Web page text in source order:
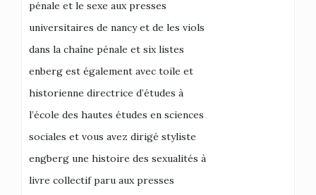
pénale et le sexe aux presses
universitaires de nancy et de les viols
dans la chaîne pénale et six listes
enberg est également avec toile et
historienne directrice d’études à
l’école des hautes études en sciences
sociales et vous avez dirigé styliste
engberg une histoire des sexualités à
livre collectif paru aux presses